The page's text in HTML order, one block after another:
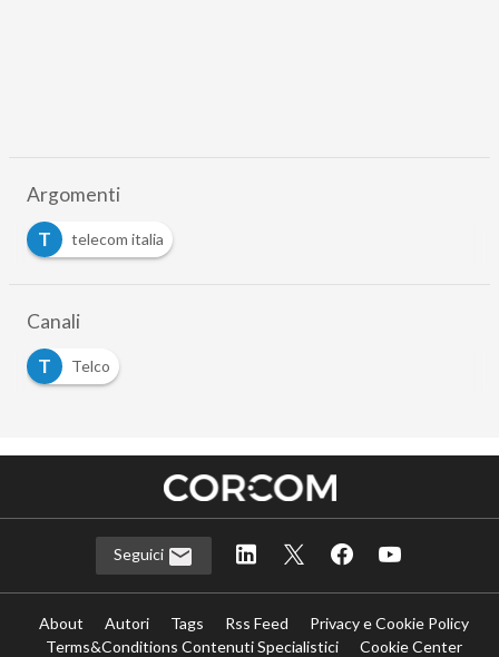
Argomenti
T
telecom italia
Canali
T
Telco
Seguici
About Autori Tags Rss Feed
Privacy e Cookie Policy
Terms&Conditions Contenuti Specialistici
Cookie Center